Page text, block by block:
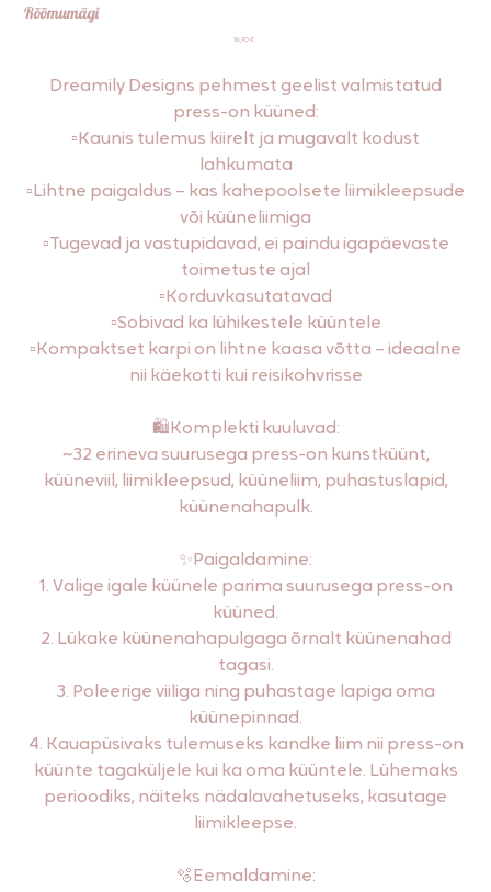
Rõõmumägi
Price
16,90 €
Dreamily Designs pehmest geelist valmistatud
press-on küüned:
▫️Kaunis tulemus kiirelt ja mugavalt kodust
lahkumata
▫️Lihtne paigaldus – kas kahepoolsete liimikleepsude
või küüneliimiga
▫️Tugevad ja vastupidavad, ei paindu igapäevaste
toimetuste ajal
▫️Korduvkasutatavad
▫️Sobivad ka lühikestele küüntele
▫️Kompaktset karpi on lihtne kaasa võtta – ideaalne
nii käekotti kui reisikohvrisse
🛍️Komplekti kuuluvad:
~32 erineva suurusega press-on kunstküünt,
küüneviil, liimikleepsud, küüneliim, puhastuslapid,
küünenahapulk.
✨Paigaldamine:
1. Valige igale küünele parima suurusega press-on
küüned.
2. Lükake küünenahapulgaga õrnalt küünenahad
tagasi.
3. Poleerige viiliga ning puhastage lapiga oma
küünepinnad.
4. Kauapüsivaks tulemuseks kandke liim nii press-on
küünte tagaküljele kui ka oma küüntele. Lühemaks
perioodiks, näiteks nädalavahetuseks, kasutage
liimikleepse.
🫧Eemaldamine: